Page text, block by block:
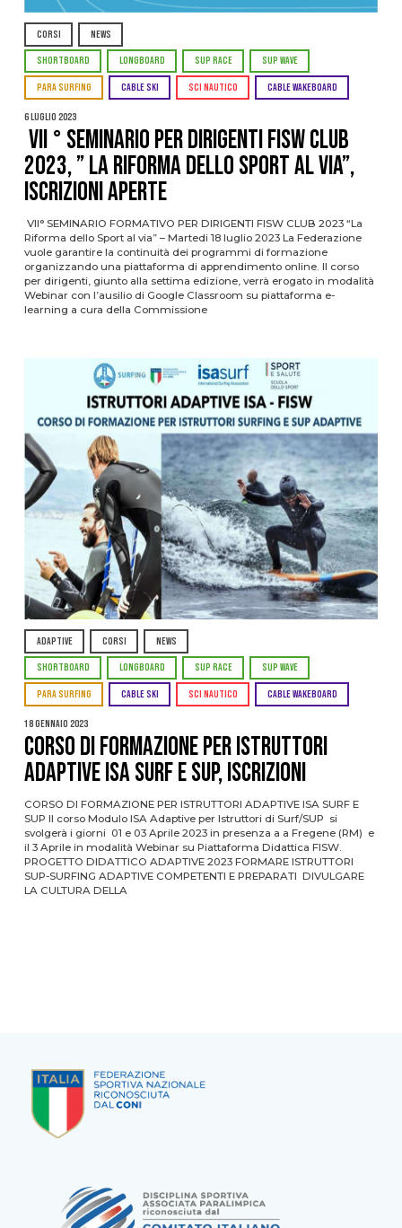
CORSI NEWS
SHORTBOARD LONGBOARD SUP RACE SUP WAVE
PARA SURFING CABLE SKI SCI NAUTICO CABLE WAKEBOARD
6 Luglio 2023
VII ° SEMINARIO PER DIRIGENTI FISW CLUB
2023, ” LA RIFORMA DELLO SPORT AL VIA”,
ISCRIZIONI APERTE
VII° SEMINARIO FORMATIVO PER DIRIGENTI FISW CLUB 2023 “La
Riforma dello Sport al via” – Martedi 18 luglio 2023 La Federazione
vuole garantire la continuità dei programmi di formazione
organizzando una piattaforma di apprendimento online. Il corso
per dirigenti, giunto alla settima edizione, verrà erogato in modalità
Webinar con l’ausilio di Google Classroom su piattaforma e-
learning a cura della Commissione
ADAPTIVE CORSI NEWS
SHORTBOARD LONGBOARD SUP RACE SUP WAVE
PARA SURFING CABLE SKI SCI NAUTICO CABLE WAKEBOARD
18 Gennaio 2023
CORSO DI FORMAZIONE PER ISTRUTTORI
ADAPTIVE ISA SURF E SUP, ISCRIZIONI
CORSO DI FORMAZIONE PER ISTRUTTORI ADAPTIVE ISA SURF E
SUP Il corso Modulo ISA Adaptive per Istruttori di Surf/SUP si
svolgerà i giorni 01 e 03 Aprile 2023 in presenza a a Fregene (RM) e
il 3 Aprile in modalità Webinar su Piattaforma Didattica FISW.
PROGETTO DIDATTICO ADAPTIVE 2023 FORMARE ISTRUTTORI
SUP-SURFING ADAPTIVE COMPETENTI E PREPARATI DIVULGARE
LA CULTURA DELLA